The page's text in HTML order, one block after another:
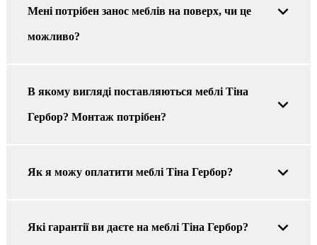
Мені потрібен занос меблів на поверх, чи це
можливо?
В якому вигляді поставляються меблі Тіна
Гербор? Монтаж потрібен?
Як я можу оплатити меблі Тіна Гербор?
Які гарантії ви даєте на меблі Тіна Гербор?